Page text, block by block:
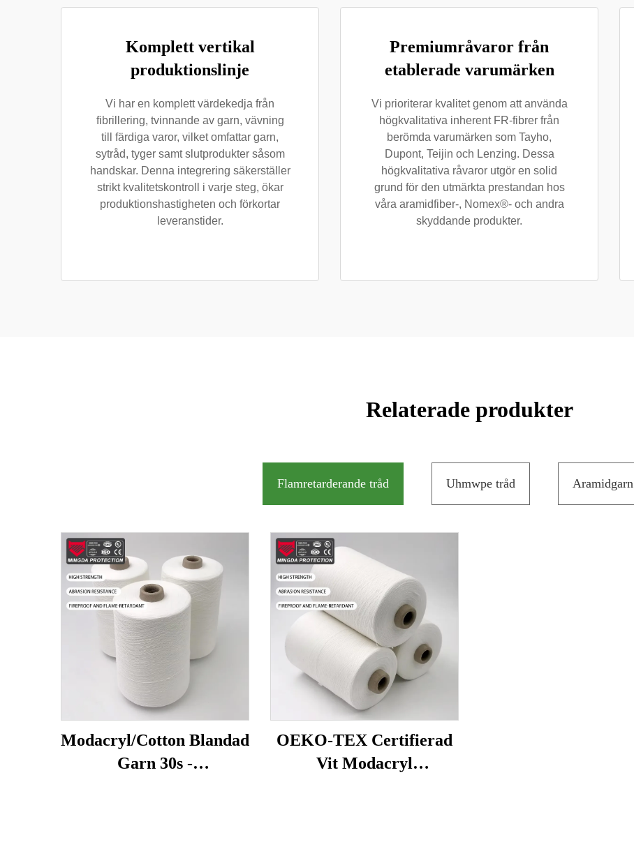
Komplett vertikal
produktionslinje
Vi har en komplett värdekedja från
fibrillering, tvinnande av garn, vävning
till färdiga varor, vilket omfattar garn,
sytråd, tyger samt slutprodukter såsom
handskar. Denna integrering säkerställer
strikt kvalitetskontroll i varje steg, ökar
produktionshastigheten och förkortar
leveranstider.
Premiumråvaror från
etablerade varumärken
Vi prioriterar kvalitet genom att använda
högkvalitativa inherent FR-fibrer från
berömda varumärken som Tayho,
Dupont, Teijin och Lenzing. Dessa
högkvalitativa råvaror utgör en solid
grund för den utmärkta prestandan hos
våra aramidfiber-, Nomex®- och andra
skyddande produkter.
Relaterade produkter
Flamretarderande tråd Uhmwpe tråd Aramidgarn
Modacryl/Cotton Blandad
Garn 30s -
OEKO-TEX Certifierad
Vit Modacryl